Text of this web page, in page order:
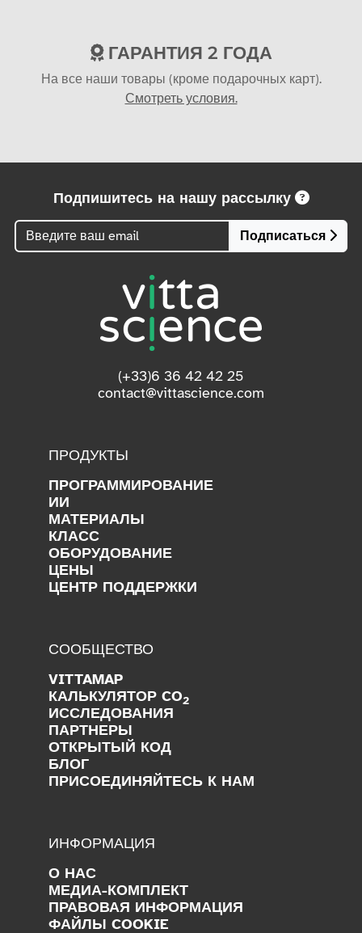
ГАРАНТИЯ 2 ГОДА
На все наши товары (кроме подарочных карт).
Смотреть условия.
Подпишитесь на нашу рассылку
Подписаться
(+33)6 36 42 42 25
contact@vittascience.com
ПРОДУКТЫ
ПРОГРАММИРОВАНИЕ
ИИ
МАТЕРИАЛЫ
КЛАСС
ОБОРУДОВАНИЕ
ЦЕНЫ
ЦЕНТР ПОДДЕРЖКИ
СООБЩЕСТВО
VITTAMAP
КАЛЬКУЛЯТОР CO2
ИССЛЕДОВАНИЯ
ПАРТНЕРЫ
ОТКРЫТЫЙ КОД
БЛОГ
ПРИСОЕДИНЯЙТЕСЬ К НАМ
ИНФОРМАЦИЯ
О НАС
МЕДИА-КОМПЛЕКТ
ПРАВОВАЯ ИНФОРМАЦИЯ
ФАЙЛЫ COOKIE